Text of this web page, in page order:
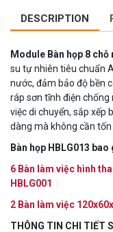
DESCRIPTION
Module Bàn họp 8 chỗ
su tự nhiên tiêu chuẩn
nước, đảm bảo độ bền
ráp sơn tĩnh điện chống
việc di chuyển, sắp xếp
dàng mà không cần tốn
Bàn họp HBLG013 bao
6 Bàn làm việc hình
HBLG001
2 Bàn làm việc
THÔNG TIN CHI TIẾT